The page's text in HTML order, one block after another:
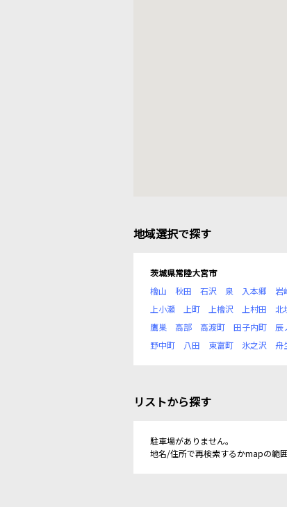
地域選択で探す
茨城県常陸大宮市
檜山
秋田 石沢 泉 入本郷 岩
上小瀬
上町 上檜沢 上村田 北
鷹巣
高部 高渡町 田子内町 辰
野中町
八田 東富町 氷之沢 舟
リストから探す
駐車場がありません。
地名/住所で再検索するかmapの範